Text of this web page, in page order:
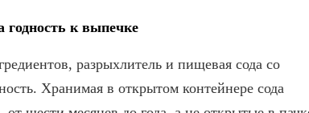
к выпечке
разрыхлитель и пищевая сода со
Хранимая в открытом контейнере сода